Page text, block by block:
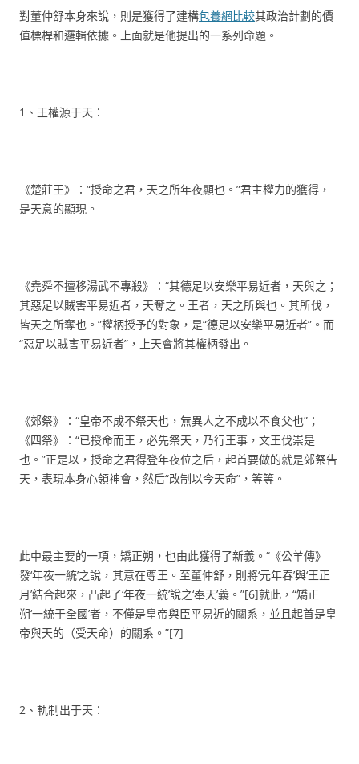
對董仲舒本身來說，則是獲得了建構包養網比較其政治計劃的價
值標桿和邏輯依據。上面就是他提出的一系列命題。
1、王權源于天：
《楚莊王》：“授命之君，天之所年夜顯也。”君主權力的獲得，
是天意的顯現。
《堯舜不擅移湯武不專殺》：“其德足以安樂平易近者，天與之；
其惡足以賊害平易近者，天奪之。王者，天之所與也。其所伐，
皆天之所奪也。”權柄授予的對象，是“德足以安樂平易近者”。而
“惡足以賊害平易近者”，上天會將其權柄發出。
《郊祭》：“皇帝不成不祭天也，無異人之不成以不食父也”；
《四祭》：“已授命而王，必先祭天，乃行王事，文王伐崇是
也。”正是以，授命之君得登年夜位之后，起首要做的就是郊祭告
天，表現本身心領神會，然后“改制以今天命”，等等。
此中最主要的一項，矯正朔，也由此獲得了新義。“《公羊傳》
發‘年夜一統’之說，其意在尊王。至董仲舒，則將‘元年春’與‘王正
月’結合起來，凸起了‘年夜一統’說之‘奉天’義。”[6]就此，“矯正
朔‘一統于全國’者，不僅是皇帝與臣平易近的關系，並且起首是皇
帝與天的（受天命）的關系。”[7]
2、軌制出于天：